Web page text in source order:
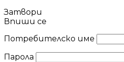
Затвори
Впиши се
Потребителско име
Парола